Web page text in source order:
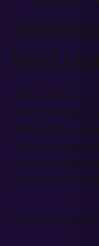
Red Hat
Instale um
conectam seu
Red Hat®, em
CVEs,
de vida de
diretamente no
/red-hat-get-started